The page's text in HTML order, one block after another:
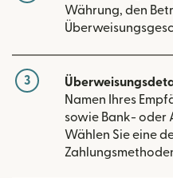
Währung, den
3
Namen Ihres
sowie Bank- oder
Wählen Sie eine